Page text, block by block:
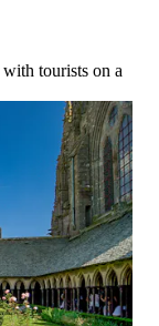
tourists on a